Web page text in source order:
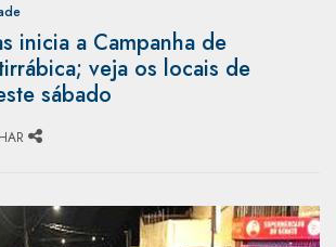
inicia a Campanha de
veja os locais de
sábado